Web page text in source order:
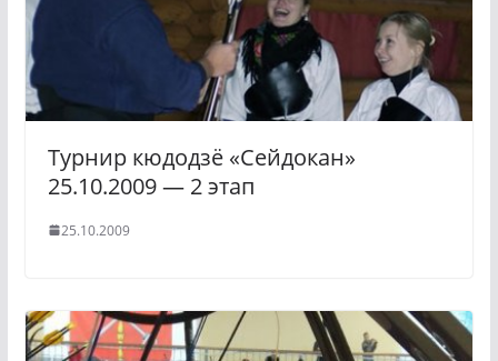
Турнир кюдодзё «Сейдокан»
25.10.2009 — 2 этап
25.10.2009